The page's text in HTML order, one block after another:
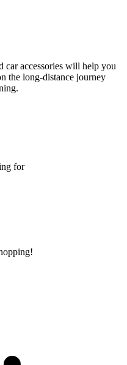
car accessories will help you
the long-distance journey
for